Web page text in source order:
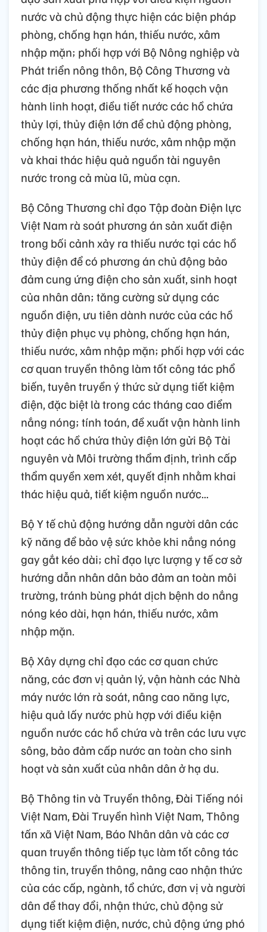
nước và chủ động thực hiện các biện pháp
phòng, chống hạn hán, thiếu nước, xâm
nhập mặn; phối hợp với Bộ Nông nghiệp và
Phát triển nông thôn, Bộ Công Thương và
các địa phương thống nhất kế hoạch vận
hành linh hoạt, điều tiết nước các hồ chứa
thủy lợi, thủy điện lớn để chủ động phòng,
chống hạn hán, thiếu nước, xâm nhập mặn
và khai thác hiệu quả nguồn tài nguyên
nước trong cả mùa lũ, mùa cạn.
Bộ Công Thương chỉ đạo Tập đoàn Điện lực
Việt Nam rà soát phương án sản xuất điện
trong bối cảnh xảy ra thiếu nước tại các hồ
thủy điện để có phương án chủ động bảo
đảm cung ứng điện cho sản xuất, sinh hoạt
của nhân dân; tăng cường sử dụng các
nguồn điện, ưu tiên dành nước của các hồ
thủy điện phục vụ phòng, chống hạn hán,
thiếu nước, xâm nhập mặn; phối hợp với các
cơ quan truyền thông làm tốt công tác phổ
biến, tuyên truyền ý thức sử dụng tiết kiệm
điện, đặc biệt là trong các tháng cao điểm
nắng nóng; tính toán, đề xuất vận hành linh
hoạt các hồ chứa thủy điện lớn gửi Bộ Tài
nguyên và Môi trường thẩm định, trình cấp
thẩm quyền xem xét, quyết định nhằm khai
thác hiệu quả, tiết kiệm nguồn nước...
Bộ Y tế chủ động hướng dẫn người dân các
kỹ năng để bảo vệ sức khỏe khi nắng nóng
gay gắt kéo dài; chỉ đạo lực lượng y tế cơ sở
hướng dẫn nhân dân bảo đảm an toàn môi
trường, tránh bùng phát dịch bệnh do nắng
nóng kéo dài, hạn hán, thiếu nước, xâm
nhập mặn.
Bộ Xây dựng chỉ đạo các cơ quan chức
năng, các đơn vị quản lý, vận hành các Nhà
máy nước lớn rà soát, nâng cao năng lực,
hiệu quả lấy nước phù hợp với điều kiện
nguồn nước các hồ chứa và trên các lưu vực
sông, bảo đảm cấp nước an toàn cho sinh
hoạt và sản xuất của nhân dân ở hạ du.
Bộ Thông tin và Truyền thông, Đài Tiếng nói
Việt Nam, Đài Truyền hình Việt Nam, Thông
tấn xã Việt Nam, Báo Nhân dân và các cơ
quan truyền thông tiếp tục làm tốt công tác
thông tin, truyền thông, nâng cao nhận thức
của các cấp, ngành, tổ chức, đơn vị và người
dân để thay đổi, nhận thức, chủ động sử
dụng tiết kiệm điện, nước, chủ động ứng phó